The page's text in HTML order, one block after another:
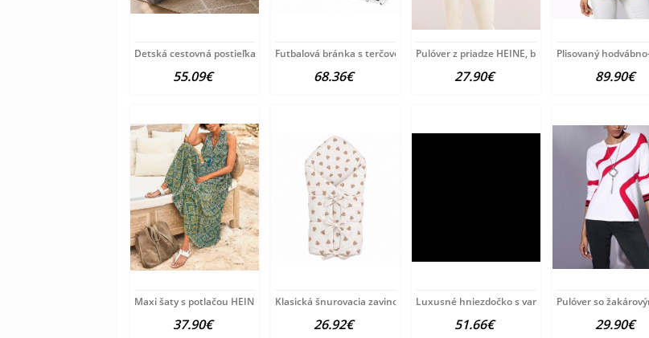
Detská cestovná postieľka Milly Mally
55.09€
Futbalová bránka s terčovou plachtou Baby
68.36€
Pulóver z priadze HEINE, bielo-tyrkysový
27.90€
Plisovaný
89.90€
Maxi šaty s potlačou HEINE, modro-zeleno-žlté
37.90€
Klasická šnurovacia zavinovačka New Baby
26.92€
Luxusné hniezdočko s vankúšikom a perinkou
51.66€
Pulóver so
29.90€